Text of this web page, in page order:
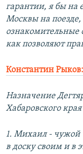
гарантии, я бы на
Москвы на
ознакомительные
как позволяют
Константин Рыков:
Назначение
Хабаровского
1. Михаил - чужой
в доску своим и в